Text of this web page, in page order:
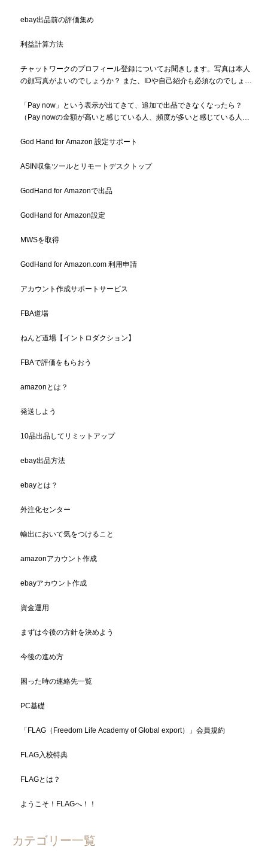
ebay出品前の評価集め
利益計算方法
チャットワークのプロフィール登録についてお聞きします。写真は本人
の顔写真がよいのでしょうか？ また、IDや自己紹介も必須なのでしょう
「Pay now」という表示が出てきて、追加で出品できなくなったら？
（Pay nowの金額が高いと感じている人、頻度が多いと感じている人も
God Hand for Amazon 設定サポート
ASIN収集ツールとリモートデスクトップ
GodHand for Amazonで出品
GodHand for Amazon設定
MWSを取得
GodHand for Amazon.com 利用申請
アカウント作成サポートサービス
FBA道場
ねんど道場【イントロダクション】
FBAで評価をもらおう
amazonとは？
発送しよう
10品出品してリミットアップ
ebay出品方法
ebayとは？
外注化センター
輸出において気をつけること
amazonアカウント作成
ebayアカウント作成
資金運用
まずは今後の方針を決めよう
今後の進め方
困った時の連絡先一覧
PC基礎
「FLAG（Freedom Life Academy of Global export）」会員規約
FLAG入校特典
FLAGとは？
ようこそ！FLAGへ！！
カテゴリー一覧